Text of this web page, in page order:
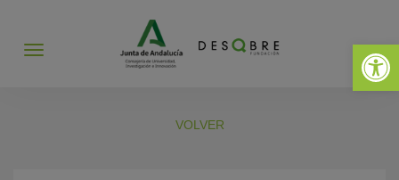
Abrir
Abrir
VOLVER